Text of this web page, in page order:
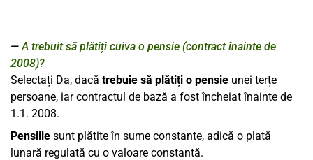
A trebuit să plătiți cuiva o pensie (contract înainte de
2008)?
Selectați Da, dacă trebuie să plătiți o pensie unei terțe
persoane, iar contractul de bază a fost încheiat înainte de
1.1. 2008.
Pensiile sunt plătite în sume constante, adică o plată
lunară regulată cu o valoare constantă.